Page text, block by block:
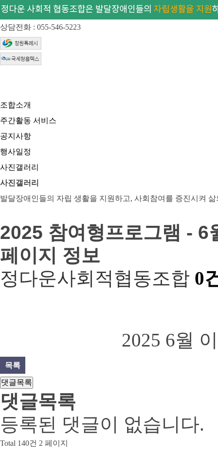
상담전화 : 055-546-5223
조합소개
주간활동 서비스
공지사항
행사일정
사진갤러리
사진갤러리
발달장애인들의 자립 생활을 지원하고, 사회참여를 증진시켜
2025 참여형프로그램 -
페이지 정보
정다운사회적협동조합 0
2025 6월
목록
댓글목록
댓글목록
등록된 댓글이 없습니다.
Total 140건 2 페이지